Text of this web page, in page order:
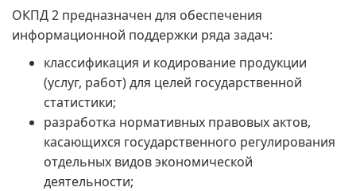
ОКПД 2 предназначен для обеспечения
информационной поддержки ряда задач:
классификация и кодирование продукции
(услуг, работ) для целей государственной
статистики;
разработка нормативных правовых актов,
касающихся государственного регулирования
отдельных видов экономической
деятельности;